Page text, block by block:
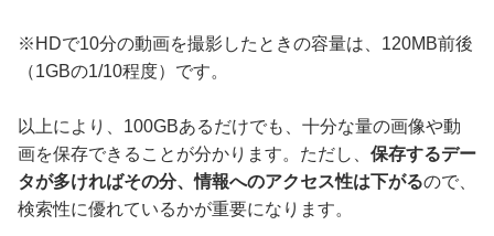
※HDで10分の動画を撮影したときの容量は、120MB前後
（1GBの1/10程度）です。
以上により、100GBあるだけでも、十分な量の画像や動
画を保存できることが分かります。ただし、 保存するデー
タが多ければその分、情報へのアクセス性は下がるので、
検索性に優れているかが重要になります。